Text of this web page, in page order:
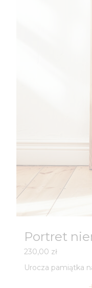
Portret
230,00 zł
Urocza pamiątka